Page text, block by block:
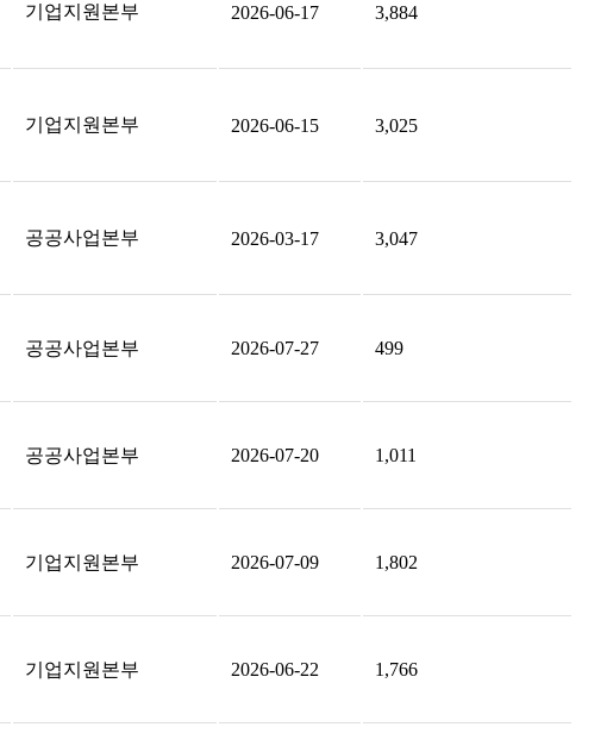
기업지원본부 2026-06-17 3,884
기업지원본부 2026-06-15 3,025
공공사업본부 2026-03-17 3,047
공공사업본부 2026-07-27 499
공공사업본부 2026-07-20 1,011
기업지원본부 2026-07-09 1,802
기업지원본부 2026-06-22 1,766